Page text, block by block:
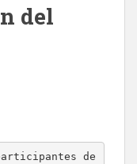
del
de